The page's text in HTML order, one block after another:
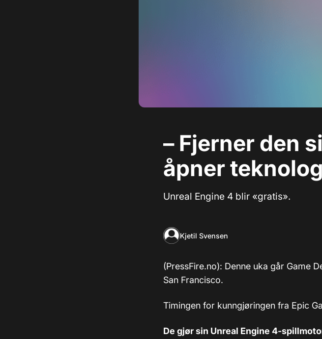
– Fjerner den
åpner
Unreal Engine 4 blir «gratis».
Kjetil Svensen
(PressFire.no): Denne uka går Game
San Francisco.
Timingen for kunngjøringen fra Epic
De gjør sin Unreal Engine 4-